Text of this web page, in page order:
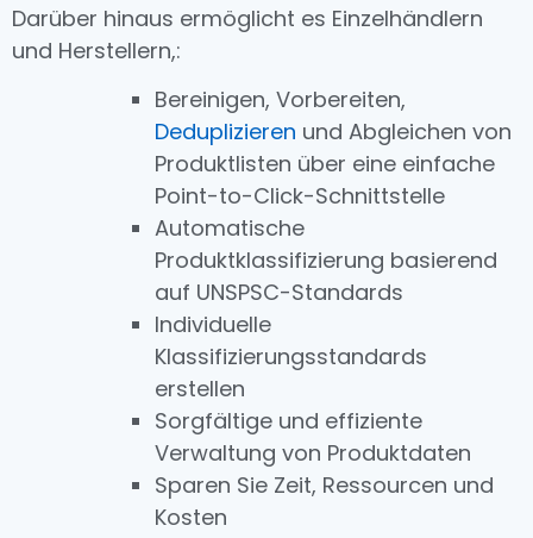
Darüber hinaus ermöglicht es Einzelhändlern
und Herstellern,:
Bereinigen, Vorbereiten,
Deduplizieren und Abgleichen von
Produktlisten über eine einfache
Point-to-Click-Schnittstelle
Automatische
Produktklassifizierung basierend
auf UNSPSC-Standards
Individuelle
Klassifizierungsstandards
erstellen
Sorgfältige und effiziente
Verwaltung von Produktdaten
Sparen Sie Zeit, Ressourcen und
Kosten